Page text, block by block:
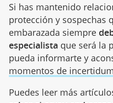
Si has mantenido
protección y sospechas
embarazada siempre
especialista que será la
pueda informarte y
momentos de
Puedes leer más